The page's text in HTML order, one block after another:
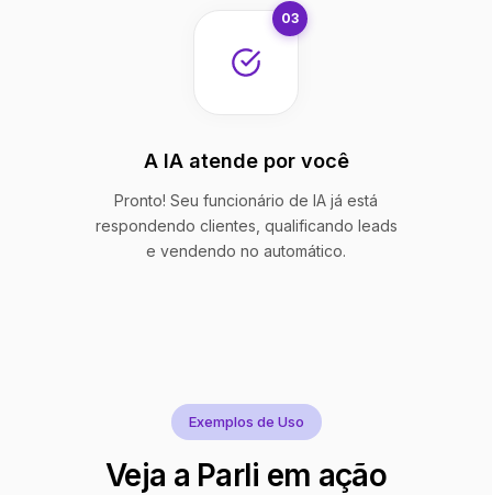
03
A IA atende por você
Pronto! Seu funcionário de IA já está
respondendo clientes, qualificando leads
e vendendo no automático.
Exemplos de Uso
Veja a Parli em ação